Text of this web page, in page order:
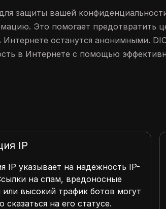
защиты вашей
Это помогает предотвратить
останутся анонимными.
в Интернете с помощью
IP
IP указывает на надежность IP-
на спам, вредоносные
или высокий трафик ботов могут
сказаться на его статусе.